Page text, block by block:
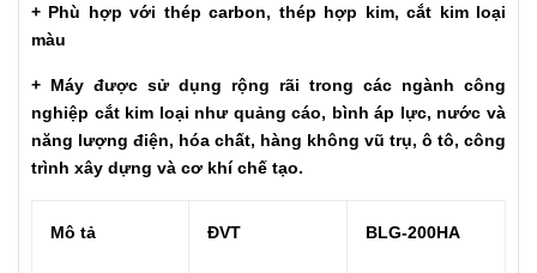
+ Phù hợp với thép carbon, thép hợp kim, cắt kim loại
màu
+ Máy được sử dụng rộng rãi trong các ngành công
nghiệp cắt kim loại như quảng cáo, bình áp lực, nước và
năng lượng điện, hóa chất, hàng không vũ trụ, ô tô, công
trình xây dựng và cơ khí chế tạo.
Mô tả ĐVT BLG-200HA